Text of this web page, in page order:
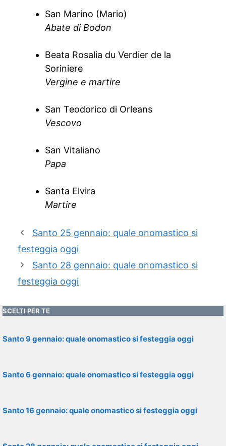
San Marino (Mario)
Abate di Bodon
Beata Rosalia du Verdier de la
Soriniere
Vergine e martire
San Teodorico di Orleans
Vescovo
San Vitaliano
Papa
Santa Elvira
Martire
Santo 25 gennaio: quale onomastico si
festeggia oggi
Santo 28 gennaio: quale onomastico si
festeggia oggi
SCELTI PER TE
Santo 9 gennaio: quale onomastico si festeggia oggi
Santo 6 gennaio: quale onomastico si festeggia oggi
Santo 16 gennaio: quale onomastico si festeggia oggi